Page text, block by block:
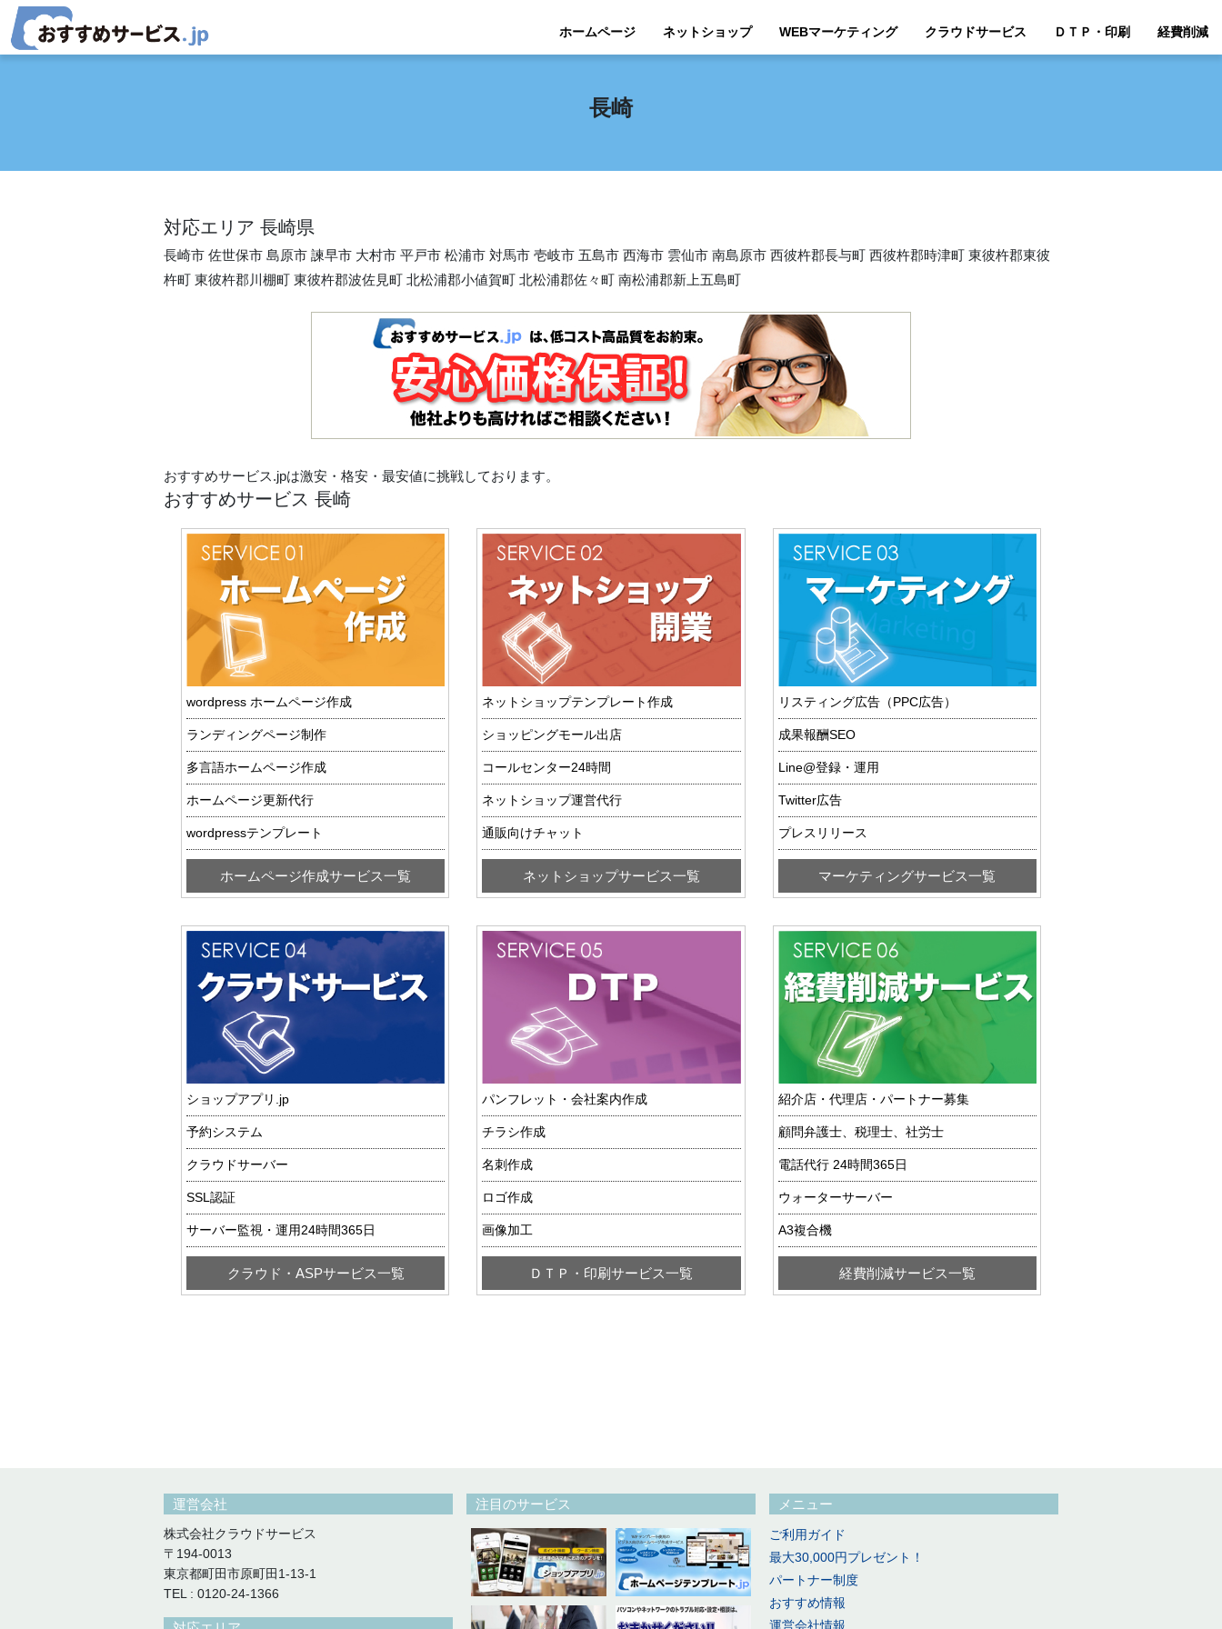
コンテンツへスキップ
メインナビゲーション ホームページ ネットショップ WEBマーケティング クラウドサービス ＤＴＰ・印刷 経費削減
長崎
対応エリア 長崎県
長崎市 佐世保市 島原市 諫早市 大村市 平戸市 松浦市 対馬市 壱岐市 五島市 西海市 雲仙市 南島原市 西彼杵郡長与町 西彼杵郡時津町 東彼杵郡東彼
杵町 東彼杵郡川棚町 東彼杵郡波佐見町 北松浦郡小値賀町 北松浦郡佐々町 南松浦郡新上五島町
おすすめサービス.jpは激安・格安・最安値に挑戦しております。
おすすめサービス 長崎
wordpress ホームページ作成
ランディングページ制作
多言語ホームページ作成
ホームページ更新代行
wordpressテンプレート
ホームページ作成サービス一覧
ネットショップテンプレート作成
ショッピングモール出店
コールセンター24時間
ネットショップ運営代行
通販向けチャット
ネットショップサービス一覧
リスティング広告（PPC広告）
成果報酬SEO
Line@登録・運用
Twitter広告
プレスリリース
マーケティングサービス一覧
ショップアプリ.jp
予約システム
クラウドサーバー
SSL認証
サーバー監視・運用24時間365日
クラウド・ASPサービス一覧
パンフレット・会社案内作成
チラシ作成
名刺作成
ロゴ作成
画像加工
ＤＴＰ・印刷サービス一覧
紹介店・代理店・パートナー募集
顧問弁護士、税理士、社労士
電話代行 24時間365日
ウォーターサーバー
A3複合機
経費削減サービス一覧
運営会社
株式会社クラウドサービス
〒194-0013
東京都町田市原町田1-13-1
TEL : 0120-24-1366
注目のサービス メニュー
ご利用ガイド
最大30,000円プレゼント！
パートナー制度
おすすめ情報
運営会社情報